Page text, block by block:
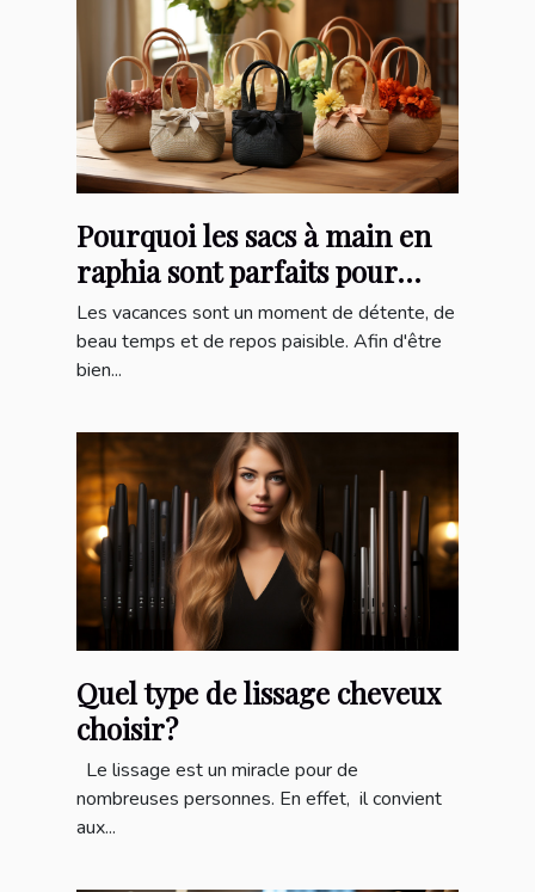
Pourquoi les sacs à main en
raphia sont parfaits pour
l'été ?
Les vacances sont un moment de détente, de
beau temps et de repos paisible. Afin d'être
bien...
Quel type de lissage cheveux
choisir?
Le lissage est un miracle pour de
nombreuses personnes. En effet, il convient
aux...